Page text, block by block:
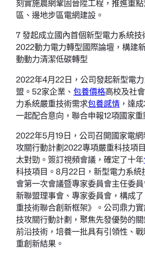
刻實施農網鞏固晉陞工程，推進重
區、邊地步區電網建設。
7 發起成立國內首個新型電力系統
2022動力電力轉型國際論壇，構建
動動力清潔低碳轉型
2022年4月22日，公司發起新型電
盟。52家企業、 包養價格高校及社
力系統嚴重技術需求包養感情 ，達
一起配合意向，聯合申報12項國家重
2022年5月19日，公司召開國家電
攻關行動計劃2022專項嚴重科技項
太對勁。簽訂視頻會議，確定了十年
科技項目。8月22日，新型電力系統
會第一次會議暨專家委員會主任委
新聯盟理事會、專家委員會，構成
重技術聯合創新框架》。公司鼎力
技攻關行動計劃，聚焦先發優勢的
前沿技術，培養一批具有引領性、
重創新結果。